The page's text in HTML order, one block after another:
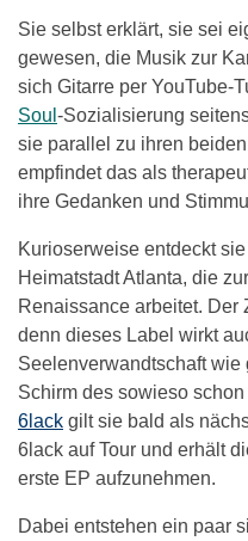
Sie selbst erklärt, sie sei
gewesen, die Musik zur
sich Gitarre per YouTube-
Soul -Sozialisierung
sie parallel zu ihren
empfindet das als
ihre Gedanken und
Kurioserweise entdeckt
Heimatstadt Atlanta, die
Renaissance arbeitet. Der
denn dieses Label wirkt
Seelenverwandtschaft wie
Schirm des sowieso
6lack gilt sie bald als
6lack auf Tour und erhält
erste EP aufzunehmen.
Dabei entstehen ein paar